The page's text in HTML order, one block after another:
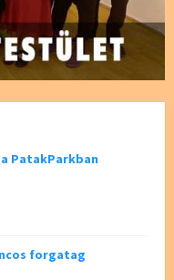
PatakParkban
forgatag